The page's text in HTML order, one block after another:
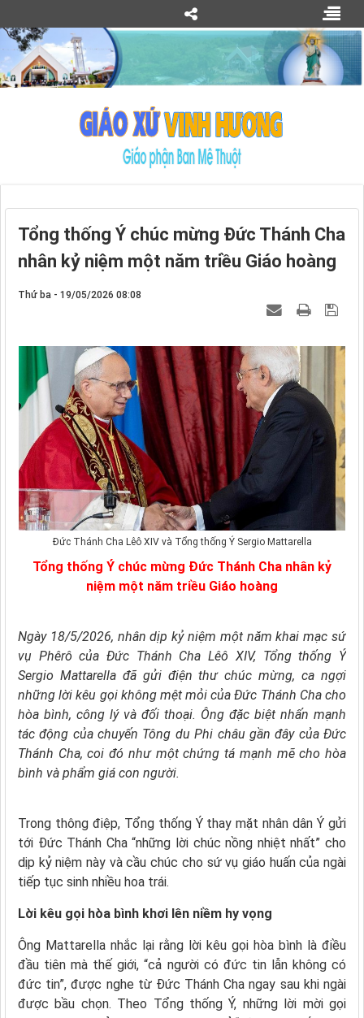
Tổng thống Ý chúc mừng Đức Thánh Cha
nhân kỷ niệm một năm triều Giáo hoàng
Thứ ba - 19/05/2026 08:08
Đức Thánh Cha Lêô XIV và Tổng thống Ý Sergio Mattarella
Tổng thống Ý chúc mừng Đức Thánh Cha nhân kỷ
niệm một năm triều Giáo hoàng
Ngày 18/5/2026, nhân dịp kỷ niệm một năm khai mạc sứ
vụ Phêrô của Đức Thánh Cha Lêô XIV, Tổng thống Ý
Sergio Mattarella đã gửi điện thư chúc mừng, ca ngợi
những lời kêu gọi không mệt mỏi của Đức Thánh Cha cho
hòa bình, công lý và đối thoại. Ông đặc biệt nhấn mạnh
tác động của chuyến Tông du Phi châu gần đây của Đức
Thánh Cha, coi đó như một chứng tá mạnh mẽ cho hòa
bình và phẩm giá con người.
Trong thông điệp, Tổng thống Ý thay mặt nhân dân Ý gửi
tới Đức Thánh Cha “những lời chúc nồng nhiệt nhất” cho
dịp kỷ niệm này và cầu chúc cho sứ vụ giáo huấn của ngài
tiếp tục sinh nhiều hoa trái.
Lời kêu gọi hòa bình khơi lên niềm hy vọng
Ông Mattarella nhắc lại rằng lời kêu gọi hòa bình là điều
đầu tiên mà thế giới, “cả người có đức tin lẫn không có
đức tin”, được nghe từ Đức Thánh Cha ngay sau khi ngài
được bầu chọn. Theo Tổng thống Ý, những lời mời gọi